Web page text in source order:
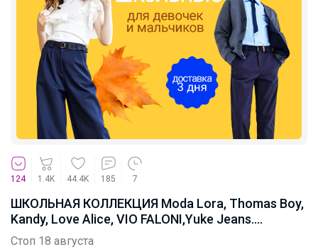
124 1.4K 44.4K 185 7
ШКОЛЬНАЯ КОЛЛЕКЦИЯ Moda Lora, Thomas Boy,
Kandy, Love Alice, VIO FALONI,Yuke Jeans.
РАСПРОДАЖА!
Стоп 18 августа